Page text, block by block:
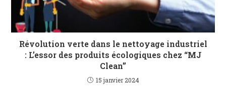
Révolution verte dans le nettoyage industriel
: L’essor des produits écologiques chez “MJ
Clean”
15 janvier 2024